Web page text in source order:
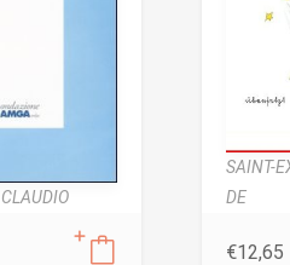
SAINT-
DE
€12,65